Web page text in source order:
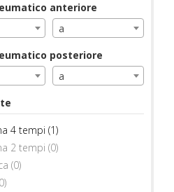
anteriore
a
posteriore
a
4 tempi (1)
2 tempi (0)
(0)